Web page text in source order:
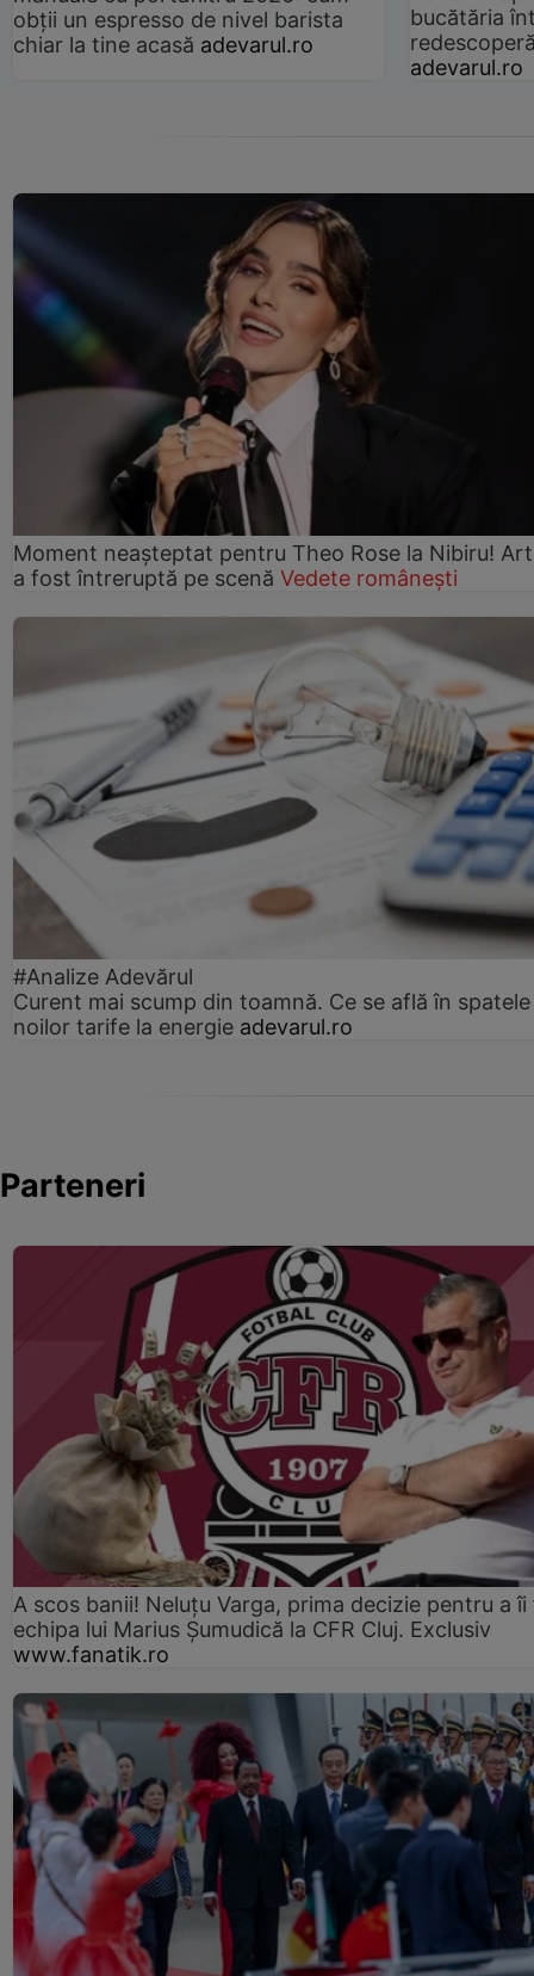
obții un espresso de nivel barista
chiar la tine acasă adevarul.ro
bucătăria
adevarul.ro
Moment neașteptat pentru Theo Rose la Nibiru!
a fost întreruptă pe scenă Vedete românești
#Analize Adevărul
Curent mai scump din toamnă. Ce se află în spatele
noilor tarife la energie adevarul.ro
Parteneri
A scos banii! Neluțu Varga, prima decizie pentru a îi
echipa lui Marius Șumudică la CFR Cluj. Exclusiv
www.fanatik.ro